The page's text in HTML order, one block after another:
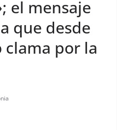
el mensaje
que desde
clama por la